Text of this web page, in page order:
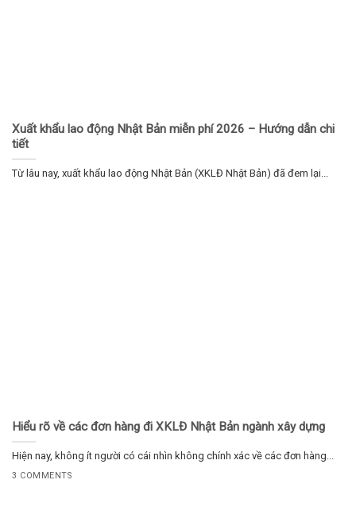
Xuất khẩu lao động Nhật Bản miễn phí 2026 – Hướng dẫn chi
tiết
Từ lâu nay, xuất khẩu lao động Nhật Bản (XKLĐ Nhật Bản) đã đem lại...
Hiểu rõ về các đơn hàng đi XKLĐ Nhật Bản ngành xây dựng
Hiện nay, không ít người có cái nhìn không chính xác về các đơn hàng...
3 COMMENTS